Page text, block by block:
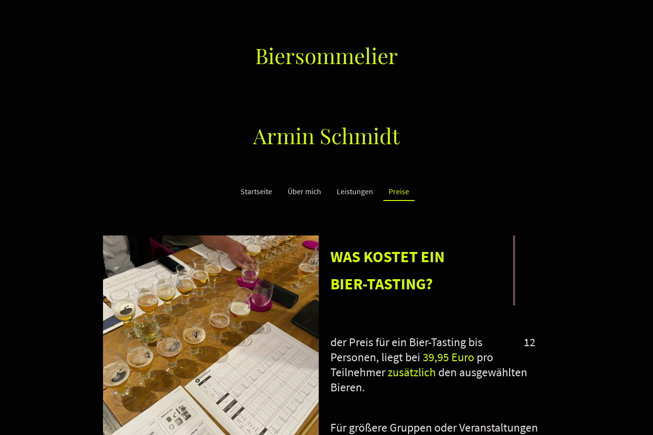
Biersommelier
Armin Schmidt
Startseite Über mich Leistungen Preise
WAS KOSTET EIN
BIER-TASTING?
der Preis für ein Bier-Tasting bis 12
Personen, liegt bei39,95 Euro pro
Teilnehmerzusätzlich den ausgewählten
Bieren.
Für größere Gruppen oder Veranstaltungen